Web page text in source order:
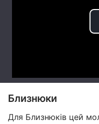
Близнюки
Для Близнюків цей